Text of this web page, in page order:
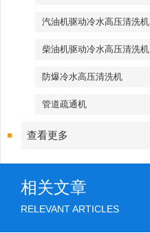
汽油机驱动冷水高压清洗机
柴油机驱动冷水高压清洗机
防爆冷水高压清洗机
管道疏通机
查看更多
相关文章
RELEVANT ARTICLES